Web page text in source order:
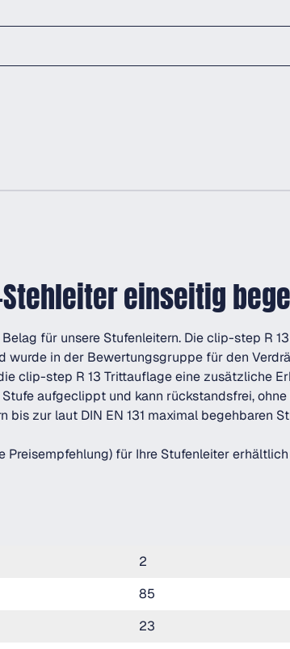
einseitig
für unsere Stufenleitern. Die clip-step R
wurde in der Bewertungsgruppe für den
clip-step R 13 Trittauflage eine zusätzliche
aufgeclippt und kann rückstandsfrei,
zur laut DIN EN 131 maximal begehbaren
für Ihre Stufenleiter erhältlich
2
85
23